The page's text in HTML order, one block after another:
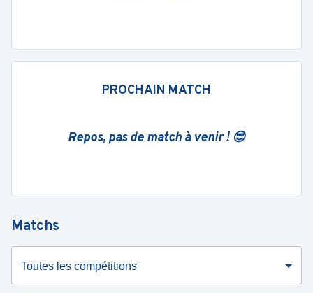
PROCHAIN MATCH
Repos, pas de match à venir ! 😎
Matchs
Toutes les compétitions